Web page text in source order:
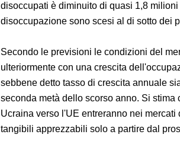
disoccupati è diminuito di quasi 1,8
disoccupazione sono scesi al di sotto dei
Secondo le previsioni le condizioni del
ulteriormente con una crescita
sebbene detto tasso di crescita annuale
seconda metà dello scorso anno. Si
Ucraina verso l'UE entreranno nei
tangibili apprezzabili solo a partire dal